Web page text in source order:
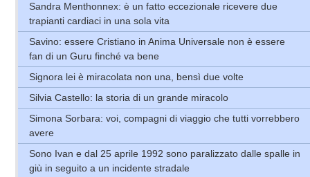
Sandra Menthonnex: è un fatto eccezionale ricevere due
trapianti cardiaci in una sola vita
Savino: essere Cristiano in Anima Universale non è essere
fan di un Guru finché va bene
Signora lei è miracolata non una, bensì due volte
Silvia Castello: la storia di un grande miracolo
Simona Sorbara: voi, compagni di viaggio che tutti vorrebbero
avere
Sono Ivan e dal 25 aprile 1992 sono paralizzato dalle spalle in
giù in seguito a un incidente stradale